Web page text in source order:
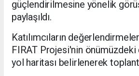
güçlendirilmesine yönelik
paylaşıldı.
Katılımcıların
FIRAT Projesi'nin
yol haritası belirlenerek